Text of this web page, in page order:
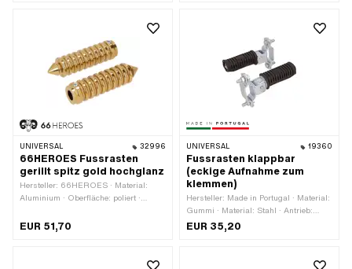
UNIVERSAL 32996
66HEROES Fussrasten
gerillt spitz gold hochglanz
Hersteller: 66HEROES · Material:
Aluminium · Oberfläche: poliert ·
Gesamtlänge: 126 mm · Tiefe: 62 mm
EUR 51,70
UNIVERSAL 19360
Fussrasten klappbar
(eckige Aufnahme zum
klemmen)
Hersteller: Made in Portugal · Material:
Gummi · Material: Stahl · Antrieb:
Aussenzweikant · Farbe: schwarz ·
EUR 35,20